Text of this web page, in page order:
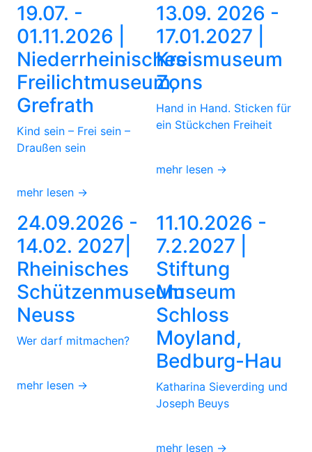
19.07. -
01.11.2026 |
Niederrheinisches
Freilichtmuseum,
Grefrath
Kind sein – Frei sein –
Draußen sein
mehr lesen →
13.09. 2026 -
17.01.2027 |
Kreismuseum
Zons
Hand in Hand. Sticken für
ein Stückchen Freiheit
mehr lesen →
24.09.2026 -
14.02. 2027|
Rheinisches
Schützenmuseum
Neuss
Wer darf mitmachen?
mehr lesen →
11.10.2026 -
7.2.2027 |
Stiftung
Museum
Schloss
Moyland,
Bedburg-Hau
Katharina Sieverding und
Joseph Beuys
mehr lesen →